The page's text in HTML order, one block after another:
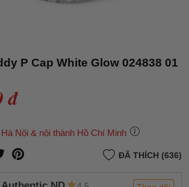
P Cap White Glow 024838 01
đ
Nội & nội thành Hồ Chí Minh
ĐÃ THÍCH (636)